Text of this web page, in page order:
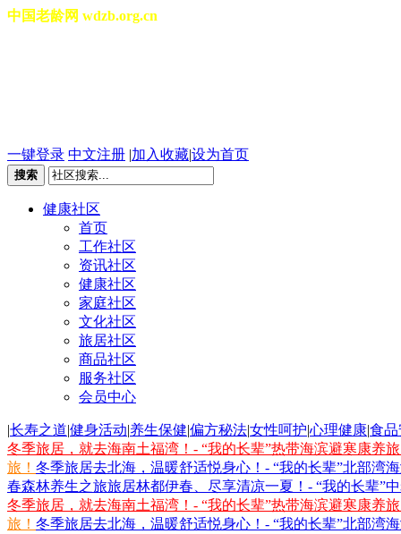
中国老龄网 wdzb.org.cn
一键登录 中文注册 |加入收藏|设为首页
搜索
健康社区
首页
工作社区
资讯社区
健康社区
家庭社区
文化社区
旅居社区
商品社区
服务社区
会员中心
|长寿之道|健身活动|养生保健|偏方秘法|女性呵护|心理健康|食
冬季旅居，就去海南土福湾！- “我的长辈”热带海滨避寒康养
旅！ 冬季旅居去北海，温暖舒适悦身心！- “我的长辈”北部湾
春森林养生之旅旅居林都伊春、尽享清凉一夏！- “我的长辈”
冬季旅居，就去海南土福湾！- “我的长辈”热带海滨避寒康养
旅！ 冬季旅居去北海，温暖舒适悦身心！- “我的长辈”北部湾